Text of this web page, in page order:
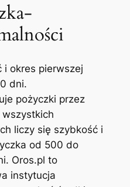
i okres pierwszej
dni.
pożyczki przez
liczy się szybkość i
od 500 do
Oros.pl to
instytucja